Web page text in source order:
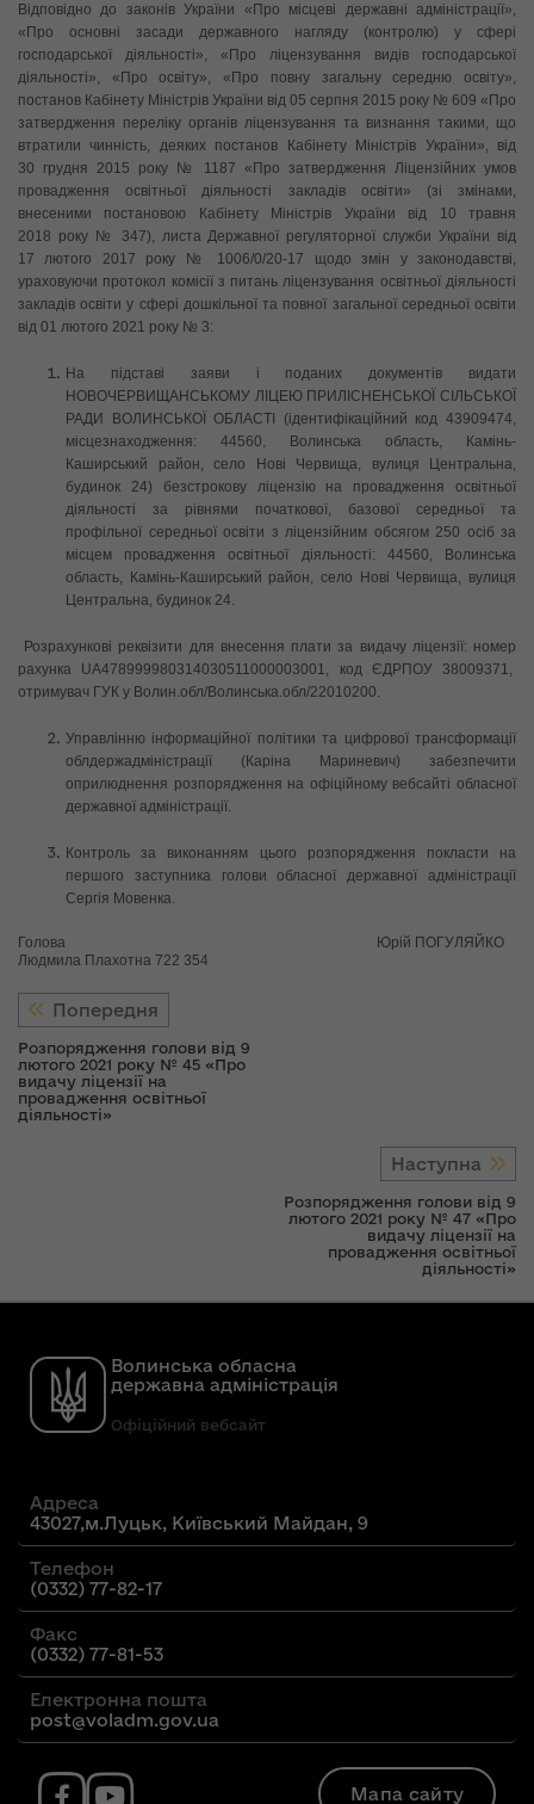
Відповідно до законів України «Про місцеві державні адміністрації»,
«Про основні засади державного нагляду (контролю) у сфері
господарської діяльності», «Про ліцензування видів господарської
діяльності», «Про освіту», «Про повну загальну середню освіту»,
постанов Кабінету Міністрів України від 05 серпня 2015 року № 609 «Про
затвердження переліку органів ліцензування та визнання такими, що
втратили чинність, деяких постанов Кабінету Міністрів України», від
30 грудня 2015 року № 1187 «Про затвердження Ліцензійних умов
провадження освітньої діяльності закладів освіти» (зі змінами,
внесеними постановою Кабінету Міністрів України від 10 травня
2018 року № 347), листа Державної регуляторної служби України від
17 лютого 2017 року № 1006/0/20-17 щодо змін у законодавстві,
ураховуючи протокол комісії з питань ліцензування освітньої діяльності
закладів освіти у сфері дошкільної та повної загальної середньої освіти
від 01 лютого 2021 року № 3:
На підставі заяви і поданих документів видати
НОВОЧЕРВИЩАНСЬКОМУ ЛІЦЕЮ ПРИЛІСНЕНСЬКОЇ СІЛЬСЬКОЇ
РАДИ ВОЛИНСЬКОЇ ОБЛАСТІ (ідентифікаційний код 43909474,
місцезнаходження: 44560, Волинська область, Камінь-
Каширський район, село Нові Червища, вулиця Центральна,
будинок 24) безстрокову ліцензію на провадження освітньої
діяльності за рівнями початкової, базової середньої та
профільної середньої освіти з ліцензійним обсягом 250 осіб за
місцем провадження освітньої діяльності: 44560, Волинська
область, Камінь-Каширський район, село Нові Червища, вулиця
Центральна, будинок 24.
Розрахункові реквізити для внесення плати за видачу ліцензії: номер
рахунка UA478999980314030511000003001, код ЄДРПОУ 38009371,
отримувач ГУК у Волин.обл/Волинська.обл/22010200.
Управлінню інформаційної політики та цифрової трансформації
облдержадміністрації (Каріна Мариневич) забезпечити
оприлюднення розпорядження на офіційному вебсайті обласної
державної адміністрації.
Контроль за виконанням цього розпорядження покласти на
першого заступника голови обласної державної адміністрації
Сергія Мовенка.
Голова Юрій ПОГУЛЯЙКО
Людмила Плахотна 722 354
Попередня
Розпорядження голови від 9
лютого 2021 року № 45 «Про
видачу ліцензії на
провадження освітньої
діяльності»
Наступна
Розпорядження голови від 9
лютого 2021 року № 47 «Про
видачу ліцензії на
провадження освітньої
діяльності»
Волинська обласна
державна адміністрація
Офіційний вебсайт
Адреса
43027,м.Луцьк, Київський Майдан, 9
Телефон
(0332) 77-82-17
Факс
(0332) 77-81-53
Електронна пошта
post@voladm.gov.ua
Мапа сайту